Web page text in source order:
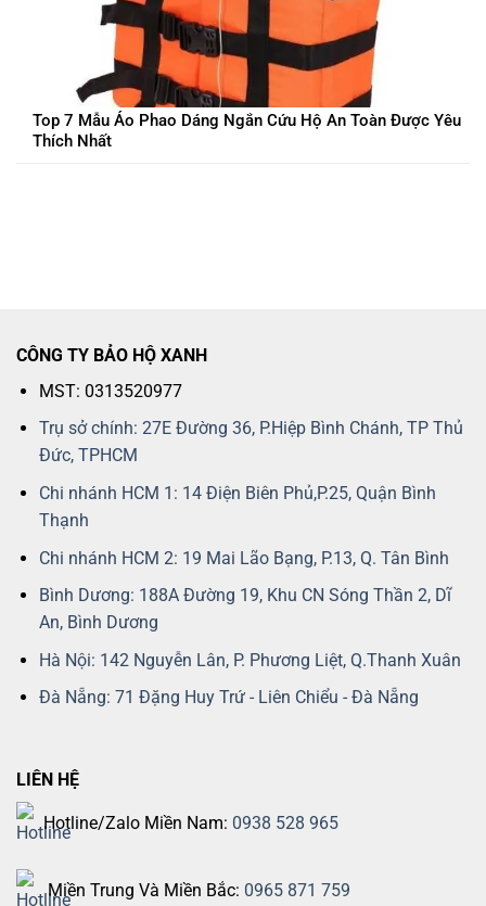
Top 7 Mẫu Áo Phao Dáng Ngắn Cứu Hộ An Toàn Được Yêu
Thích Nhất
CÔNG TY BẢO HỘ XANH
MST: 0313520977
Trụ sở chính: 27E Đường 36, P.Hiệp Bình Chánh, TP Thủ
Đức, TPHCM
Chi nhánh HCM 1: 14 Điện Biên Phủ,P.25, Quận Bình
Thạnh
Chi nhánh HCM 2: 19 Mai Lão Bạng, P.13, Q. Tân Bình
Bình Dương: 188A Đường 19, Khu CN Sóng Thần 2, Dĩ
An, Bình Dương
Hà Nội: 142 Nguyễn Lân, P. Phương Liệt, Q.Thanh Xuân
Đà Nẵng: 71 Đặng Huy Trứ - Liên Chiểu - Đà Nẵng
LIÊN HỆ
Hotline/Zalo Miền Nam: 0938 528 965
Miền Trung Và Miền Bắc: 0965 871 759